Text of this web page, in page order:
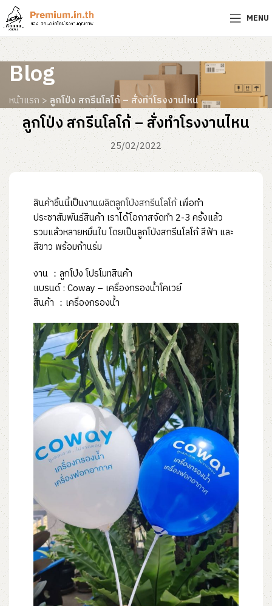
MENU
Blog
หน้าแรก > ลูกโป่ง สกรีนโลโก้ – สั่งทำโรงงานไหน
ลูกโป่ง สกรีนโลโก้ – สั่งทำโรงงานไหน
25/02/2022
สินค้าชิ้นนี้เป็นงานผลิตลูกโป่งสกรีนโลโก้เพื่อทำ
ประชาสัมพันธ์สินค้า เราได้โอกาสจัดทำ 2-3 ครั้งแล้ว
รวมแล้วหลายหมื่นใบ โดยเป็นลูกโป่งสกรีนโลโก้ สีฟ้า และ
สีขาว พร้อมก้านร่ม
งาน ：ลูกโป่ง โปรโมทสินค้า
แบรนด์ : Coway – เครื่องกรองน้ำโคเวย์
สินค้า ：เครื่องกรองน้ำ